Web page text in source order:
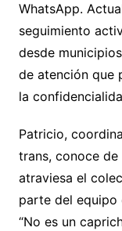
WhatsApp.
seguimiento
desde
de atención que
la
Patricio,
trans, conoce
atraviesa el
parte del equipo
“No es un